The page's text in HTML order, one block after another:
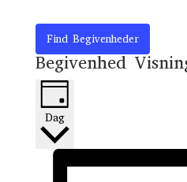
Find Begivenheder
Begivenhed
Dag